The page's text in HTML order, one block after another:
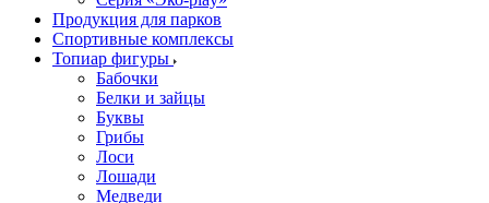
Продукция для парков
Спортивные комплексы
Топиар фигуры
Бабочки
Белки и зайцы
Буквы
Грибы
Лоси
Лошади
Медведи